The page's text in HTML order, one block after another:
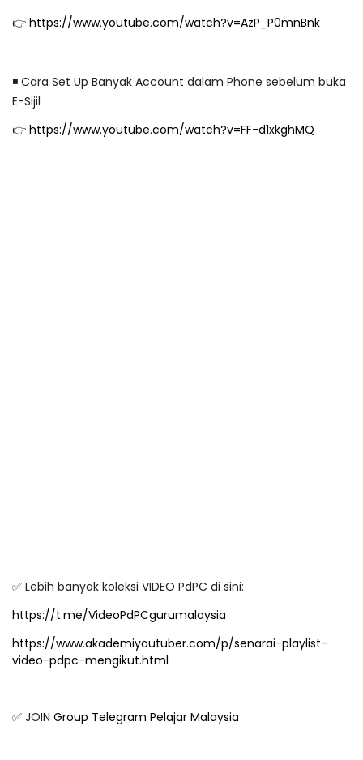
👉 https://www.youtube.com/watch?v=AzP_P0mnBnk
◾️ Cara Set Up Banyak Account dalam Phone sebelum buka
E-Sijil
👉 https://www.youtube.com/watch?v=FF-d1xkghMQ
✅ Lebih banyak koleksi VIDEO PdPC di sini:
https://t.me/VideoPdPCgurumalaysia
https://www.akademiyoutuber.com/p/senarai-playlist-
video-pdpc-mengikut.html
✅ JOIN Group Telegram Pelajar Malaysia